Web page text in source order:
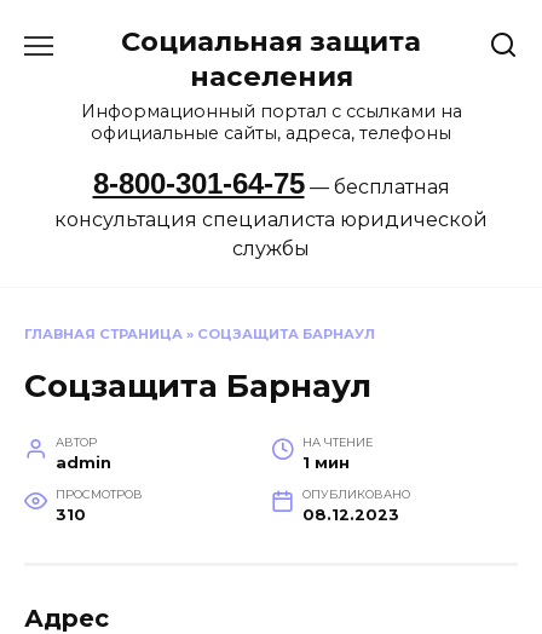
Социальная защита
населения
Информационный портал с ссылками на
официальные сайты, адреса, телефоны
8-800-301-64-75— бесплатная
консультация специалиста юридической
службы
ГЛАВНАЯ СТРАНИЦА » СОЦЗАЩИТА БАРНАУЛ
Соцзащита Барнаул
АВТОР
admin
НА ЧТЕНИЕ
1 мин
ПРОСМОТРОВ
310
ОПУБЛИКОВАНО
08.12.2023
Адрес